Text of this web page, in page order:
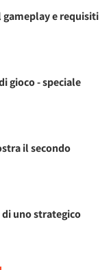
e requisiti
gioco - speciale
il secondo
uno strategico